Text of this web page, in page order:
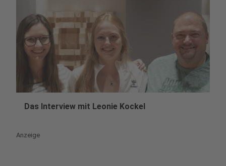
Das Interview mit Leonie Kockel
Anzeige